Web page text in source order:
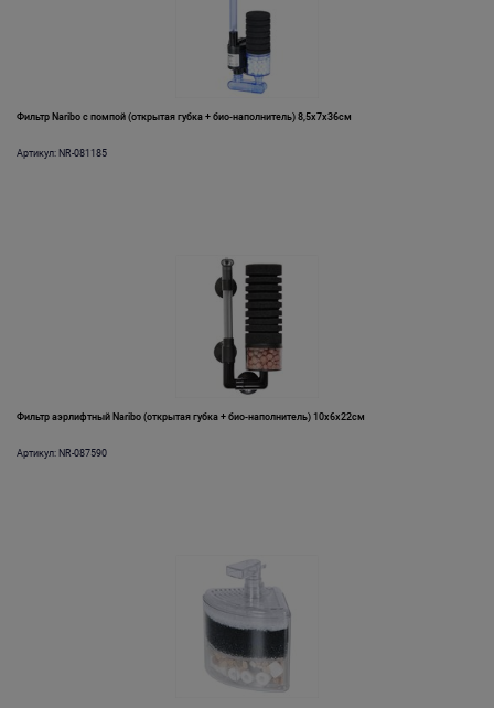
Фильтр Naribo с помпой (открытая губка + био-наполнитель) 8,5х7х36см
Артикул: NR-081185
Фильтр аэрлифтный Naribo (открытая губка + био-наполнитель) 10х6х22см
Артикул: NR-087590